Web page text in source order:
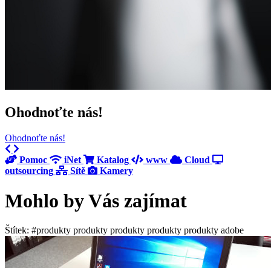
Ohodnoťte nás!
Ohodnoťte nás!
Previous
Pomoc
iNet Katalog www
Cloud
outsourcing
Sítě Kamery
Mohlo by Vás zajímat
Štítek: #produkty produkty produkty produkty produkty adobe